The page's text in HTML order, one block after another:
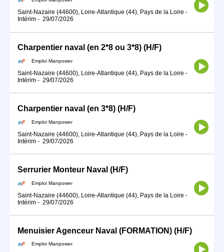
Saint-Nazaire (44600), Loire-Atlantique (44), Pays de la Loire -
Intérim - 29/07/2026
Charpentier naval (en 2*8 ou 3*8) (H/F)
Emploi Manpower
Saint-Nazaire (44600), Loire-Atlantique (44), Pays de la Loire -
Intérim - 29/07/2026
Charpentier naval (en 3*8) (H/F)
Emploi Manpower
Saint-Nazaire (44600), Loire-Atlantique (44), Pays de la Loire -
Intérim - 29/07/2026
Serrurier Monteur Naval (H/F)
Emploi Manpower
Saint-Nazaire (44600), Loire-Atlantique (44), Pays de la Loire -
Intérim - 29/07/2026
Menuisier Agenceur Naval (FORMATION) (H/F)
Emploi Manpower